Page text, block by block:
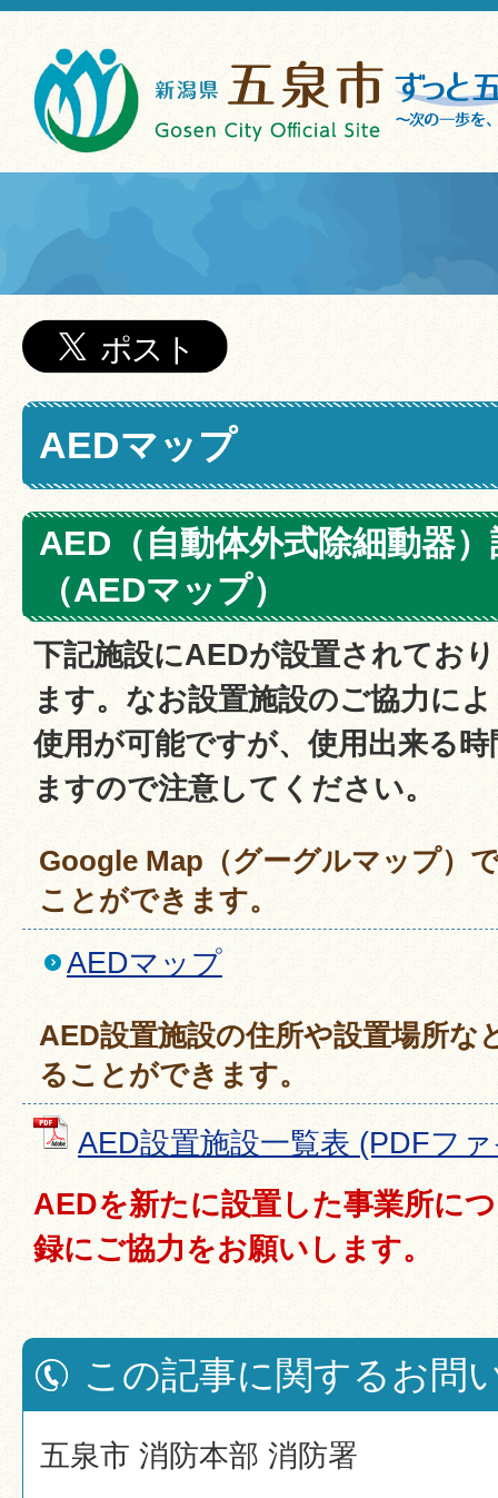
AEDマップ
AED（自動体外式除細動器
（AEDマップ）
下記施設にAEDが設置されてお
ます。なお設置施設のご協力に
使用が可能ですが、使用出来る
ますので注意してください。
Google Map（グーグルマップ）
ことができます。
AEDマップ
AED設置施設の住所や設置場所な
ることができます。
AED設置施設一覧表 (PDFフ
AEDを新たに設置した事業所に
録にご協力をお願いします。
この記事に関するお問
五泉市 消防本部 消防署